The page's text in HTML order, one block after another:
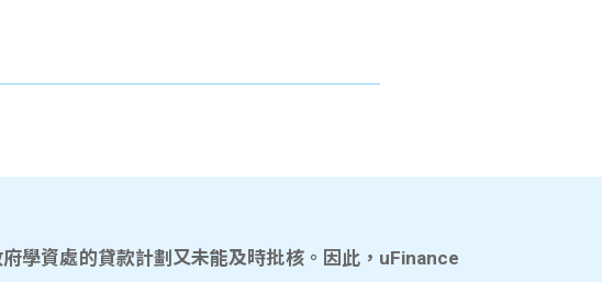
學資處的貸款計劃又未能及時批核。因此，uFinance